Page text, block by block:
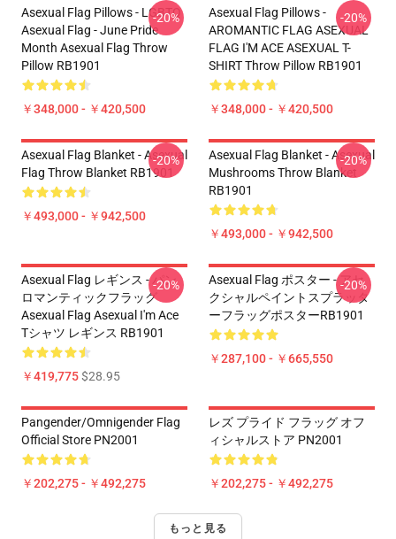
Asexual Flag Pillows - LGBTQ
Asexual Flag - June Pride
Month Asexual Flag Throw
Pillow RB1901
￥348,000 - ￥420,500
-20%
Asexual Flag Pillows -
AROMANTIC FLAG ASEXUAL
FLAG I'M ACE ASEXUAL T-
SHIRT Throw Pillow RB1901
￥348,000 - ￥420,500
-20%
Asexual Flag Blanket - Asexual
Flag Throw Blanket RB1901
￥493,000 - ￥942,500
-20%
Asexual Flag Blanket - Asexual
Mushrooms Throw Blanket
RB1901
￥493,000 - ￥942,500
-20%
Asexual Flag レギンス - パン
ロマンティックフラッグ
Asexual Flag Asexual I'm Ace
Tシャツ レギンス RB1901
￥419,775$28.95
-20%
Asexual Flag ポスター - アセ
クシャルペイントスプラッタ
ーフラッグポスターRB1901
￥287,100 - ￥665,550
-20%
Pangender/Omnigender Flag
Official Store PN2001
￥202,275 - ￥492,275
レズ プライド フラッグ オフ
ィシャルストア PN2001
￥202,275 - ￥492,275
もっと見る